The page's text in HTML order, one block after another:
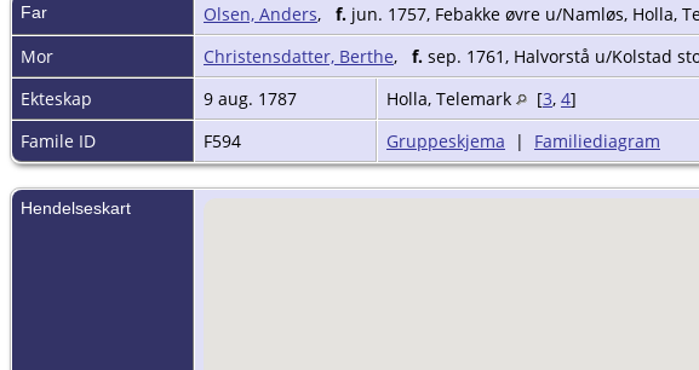
Far Olsen, Anders, f. jun. 1757, Febakke øvre u/Namløs, Holla,
Mor
Christensdatter, Berthe, f. sep. 1761, Halvorstå u/Kolstad
Ekteskap
9 aug. 1787 Holla, Telemark [3, 4]
Famile ID
F594 Gruppeskjema | Familiediagram
Hendelseskart